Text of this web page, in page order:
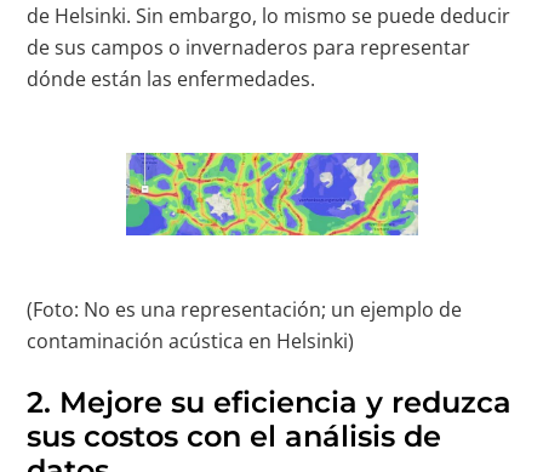
de Helsinki. Sin embargo, lo mismo se puede deducir
de sus campos o invernaderos para representar
dónde están las enfermedades.
(Foto: No es una representación; un ejemplo de
contaminación acústica en Helsinki)
2. Mejore su eficiencia y reduzca
sus costos con el análisis de